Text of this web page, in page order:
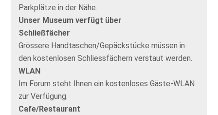
Parkplätze in der Nähe.
Unser Museum verfügt über
Schließfächer
Grössere Handtaschen/Gepäckstücke müssen in
den kostenlosen Schliessfächern verstaut werden.
WLAN
Im Forum steht Ihnen ein kostenloses Gäste-WLAN
zur Verfügung.
Cafe/Restaurant